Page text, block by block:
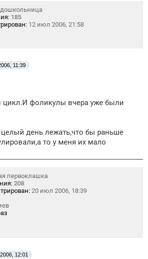
185
12 июл 2006, 21:58
11:39
цикл.И фоликулы вчера уже были
день лежать,что бы раньше
то у меня их мало
первоклашка
208
20 июл 2006, 18:39
12:01